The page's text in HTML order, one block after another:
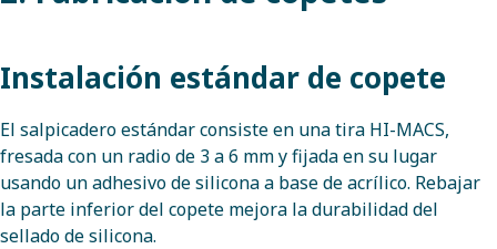
Instalación estándar de copete
El salpicadero estándar consiste en una tira HI-MACS,
fresada con un radio de 3 a 6 mm y fijada en su lugar
usando un adhesivo de silicona a base de acrílico. Rebajar
la parte inferior del copete mejora la durabilidad del
sellado de silicona.